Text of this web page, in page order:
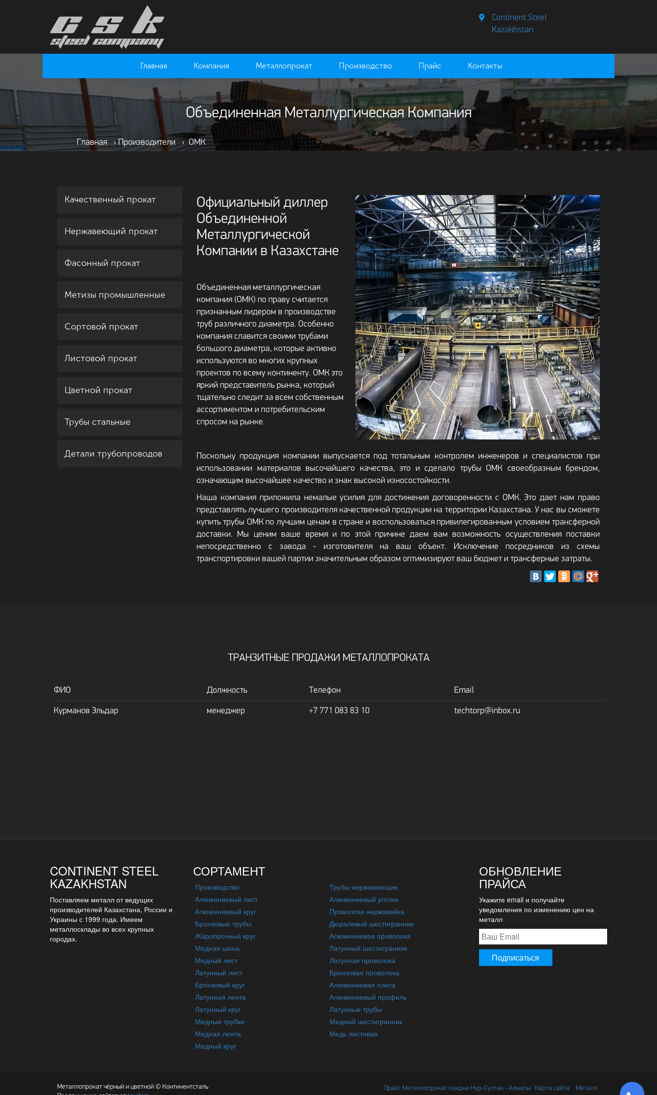
Continent Steel
Kazakhstan
Главная Компания Металлопрокат Производство Прайс Контакты
Объединенная Металлургическая Компания
Главная › Производители › ОМК
Качественный прокат
Нержавеющий прокат
Фасонный прокат
Метизы промышленные
Сортовой прокат
Листовой прокат
Цветной прокат
Трубы стальные
Детали трубопроводов
Официальный диллер
Объединенной
Металлургической
Компании в Казахстане
Объединенная металлургическая
компания (ОМК) по праву считается
признанным лидером в производстве
труб различного диаметра. Особенно
компания славится своими трубами
большого диаметра, которые активно
используются во многих крупных
проектов по всему континенту. ОМК это
яркий представитель рынка, который
тщательно следит за всем собственным
ассортиментом и потребительским
спросом на рынке.
Поскольку продукция компании выпускается под тотальным контролем инженеров и специалистов при
использовании материалов высочайшего качества, это и сделало трубы ОМК своеобразным брендом,
означающим высочайшее качество и знак высокой износостойкости.
Наша компания приложила немалые усилия для достижения договоренности с ОМК. Это дает нам право
представлять лучшего производителя качественной продукции на территории Казахстана. У нас вы сможете
купить трубы ОМК по лучшим ценам в стране и воспользоваться привилегированным условием трансферной
доставки. Мы ценим ваше время и по этой причине даем вам возможность осуществления поставки
непосредственно с завода - изготовителя на ваш объект. Исключение посредников из схемы
транспортировки вашей партии значительным образом оптимизируют ваш бюджет и трансферные затраты.
ТРАНЗИТНЫЕ ПРОДАЖИ МЕТАЛЛОПРОКАТА
ФИО Должность Телефон Email
Курманов Эльдар менеджер +7 771 083 83 10 techtorp@inbox.ru
CONTINENT STEEL
KAZAKHSTAN
Поставляем металл от ведущих
производителей Казахстана, России и
Украины с 1999 года. Имеем
металлосклады во всех крупных
городах.
СОРТАМЕНТ
Производство
Трубы нержавеющие
Алюминиевый лист
Алюминиевый уголок
Алюминиевый круг
Проволока нержавейка
Бронзовые трубы
Дюралевый шестигранник
Жаропрочный круг
Алюминиевая проволока
Медная шина
Латунный шестигранник
Медный лист
Латунная проволока
Латунный лист
Бронзовая проволока
Бронзовый круг
Алюминиевая плита
Латунная лента
Алюминиевый профиль
Латунный круг
Латунные трубы
Медные трубки
Медный шестигранник
Медная лента
Медь листовая
Медный круг
ОБНОВЛЕНИЕ
ПРАЙСА
Укажите email и получайте
уведомления по изменению цен на
металл
Металлопрокат чёрный и цветной © Континентсталь
Прайс Металлопрокат скидки Нур-Султан - Алматы Карта сайта Металл